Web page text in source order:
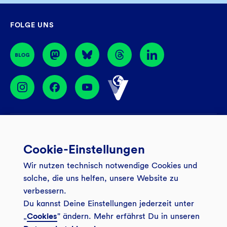
44774 Bochum
BIC: GENODEM1GLS
FOLGE UNS
Banking App
Service
Onlinebanking Login
Sicheres Banking
Unsere Angebote
Girokonto
Mitgliederkonto
Wo wirkt die GLS?
Weitersagen
Kundenmagazin Bankspiegel
Cookie-Einstellungen
Wir nutzen technisch notwendige Cookies und
solche, die uns helfen, unsere Website zu
verbessern.
Du kannst Deine Einstellungen jederzeit unter
„Cookies" ändern. Mehr erfährst Du in unseren